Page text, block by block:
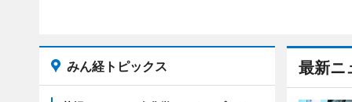
最新ニ
みん経トピックス